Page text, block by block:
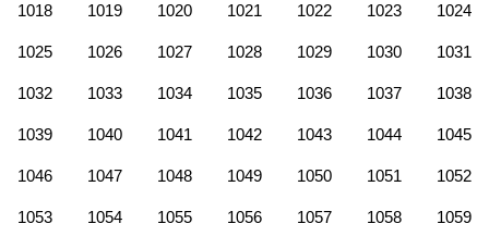
1018 1019 1020 1021 1022 1023 1024
1025 1026 1027 1028 1029 1030 1031
1032 1033 1034 1035 1036 1037 1038
1039 1040 1041 1042 1043 1044 1045
1046 1047 1048 1049 1050 1051 1052
1053 1054 1055 1056 1057 1058 1059